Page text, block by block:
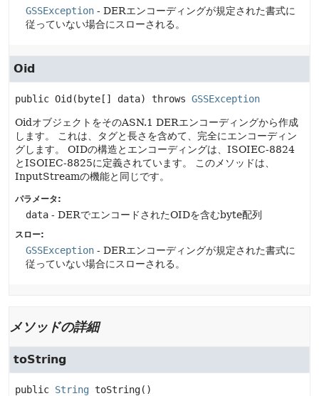
GSSException - DERエンコーディングが規定された書式に
従っていない場合にスローされる。
Oid
public Oid (byte[] data) throws GSSException
OidオブジェクトをそのASN.1 DERエンコーディングから作成
します。
これは、タグと長さを含めて、完全にエンコーディン
グします。
OIDの構造とエンコーディングは、ISOIEC-8824
とISOIEC-8825に定義されています。
このメソッドは、
InputStreamの機能と同じです。
パラメータ:
data - DERでエンコードされたOIDを含むbyte配列
スロー:
GSSException - DERエンコーディングが規定された書式に
従っていない場合にスローされる。
メソッドの詳細
toString
public String toString()